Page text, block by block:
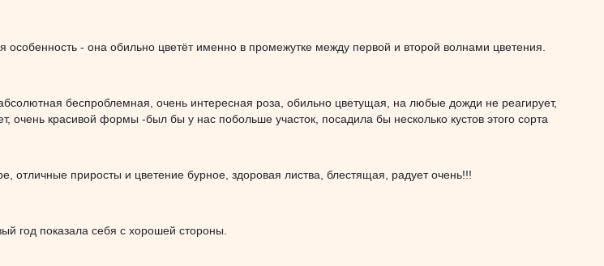
особенность - она обильно цветёт именно в промежутке между первой и второй волнами цветения.
беспроблемная, очень интересная роза, обильно цветущая, на любые дожди не реагирует,
очень красивой формы -был бы у нас побольше участок, посадила бы несколько кустов этого сорта
отличные приросты и цветение бурное, здоровая листва, блестящая, радует очень!!!
год показала себя с хорошей стороны.